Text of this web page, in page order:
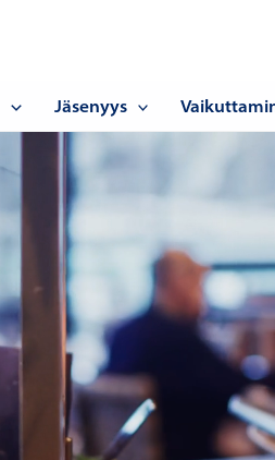
Jäsenyys